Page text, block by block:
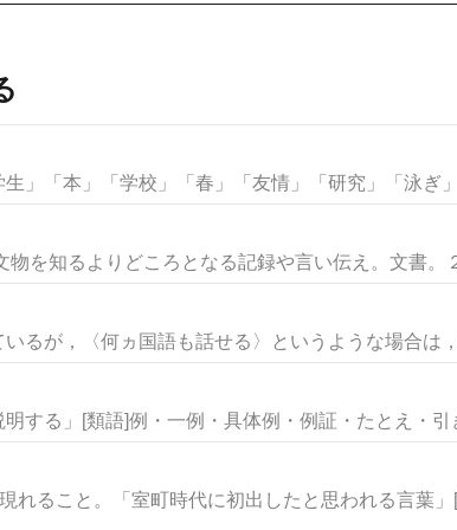
」「本」「学校」「春」「友情」「研究」「泳ぎ
物を知るよりどころとなる記録や言い伝え。文書。
るが，〈何ヵ国語も話せる〉というような場合は
する」[類語]例・一例・具体例・例証・たとえ・引
れること。「室町時代に初出したと思われる言葉」[